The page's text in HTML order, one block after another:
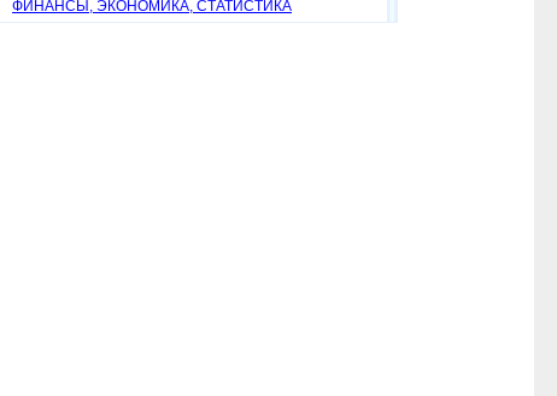
ФИНАНСЫ, ЭКОНОМИКА, СТАТИСТИКА